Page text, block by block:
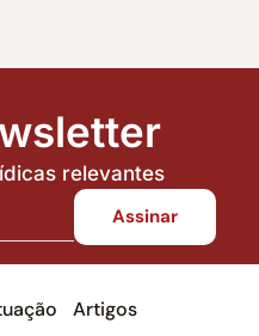
relevantes
Artigos